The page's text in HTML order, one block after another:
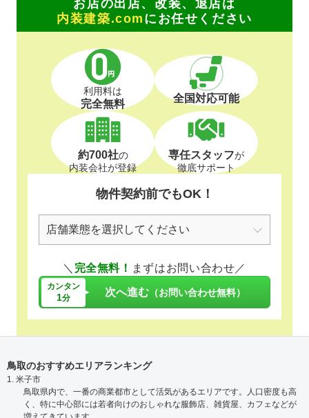
お店の出店、改装、退店は
内装建築.com にお任せください
利用料は
完全無料 全国対応可能
約700社の
内装会社が登録
専任スタッフが
徹底サポート
物件契約前でもOK！
＼ 完全無料！ まずはお問い合わせ／
カンタン
1分 次へ進む （お問い合わせ無料）
鳥取のおすすめエリアランキング
1. 米子市
鳥取県内で、一番の商業都市として活気があるエリアです。人口密度も高
く、特に中心部には若者向けのおしゃれな服飾店、雑貨屋、カフェなどが